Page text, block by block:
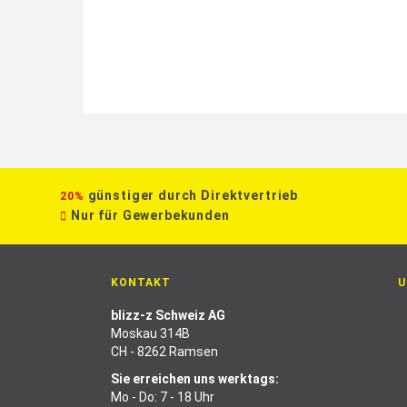
20% günstiger durch Direktvertrieb
Nur für Gewerbekunden
KONTAKT
blizz-z Schweiz AG
Moskau 314B
CH - 8262 Ramsen
Sie erreichen uns werktags:
Mo - Do: 7 - 18 Uhr